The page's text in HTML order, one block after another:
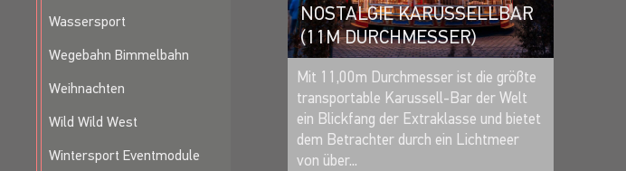
Wassersport
Wegebahn Bimmelbahn
Weihnachten
Wild Wild West
Wintersport Eventmodule
NOSTALGIE KARUSSELLBAR
(11M DURCHMESSER)
MERKEN
Mit 11,00m Durchmesser ist die größte
transportable Karussell-Bar der Welt
ein Blickfang der Extraklasse und bietet
dem Betrachter durch ein Lichtmeer
von über...